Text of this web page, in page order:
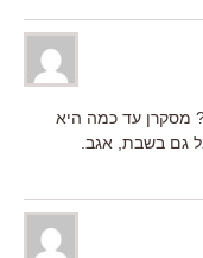
מסקרן עד כמה היא
גם בשבת, אגב.